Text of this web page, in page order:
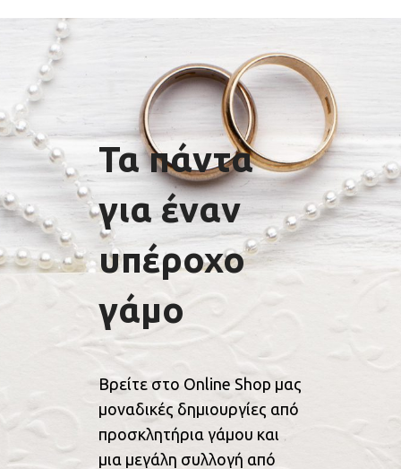
Τα πάντα
για έναν
υπέροχο
γάμο
Βρείτε στο Online Shop μας
μοναδικές δημιουργίες από
προσκλητήρια γάμου και
μια μεγάλη συλλογή από